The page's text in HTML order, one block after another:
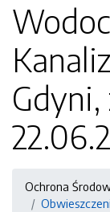
Gdyni,
Ochrona